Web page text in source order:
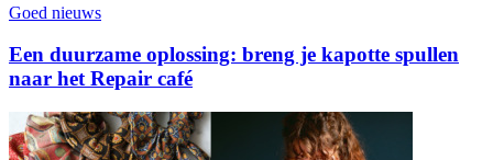
Goed nieuws
Een duurzame oplossing: breng je kapotte spullen
naar het Repair café